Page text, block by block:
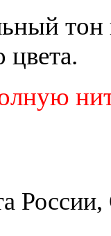
тон
цвета.